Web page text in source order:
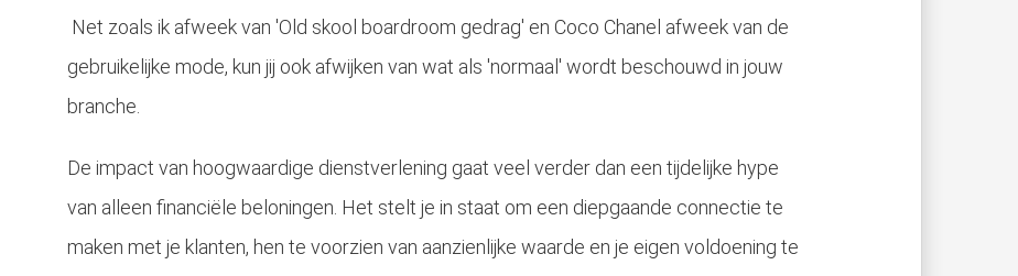
Net zoals ik afweek van 'Old skool boardroom gedrag' en Coco Chanel afweek van de
gebruikelijke mode, kun jij ook afwijken van wat als 'normaal' wordt beschouwd in jouw
branche.
De impact van hoogwaardige dienstverlening gaat veel verder dan een tijdelijke hype
van alleen financiële beloningen. Het stelt je in staat om een diepgaande connectie te
maken met je klanten, hen te voorzien van aanzienlijke waarde en je eigen voldoening te